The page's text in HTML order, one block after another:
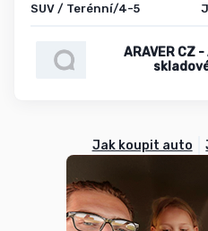
SUV / Terénní/4-5
ARAVER CZ -
Jak koupit auto